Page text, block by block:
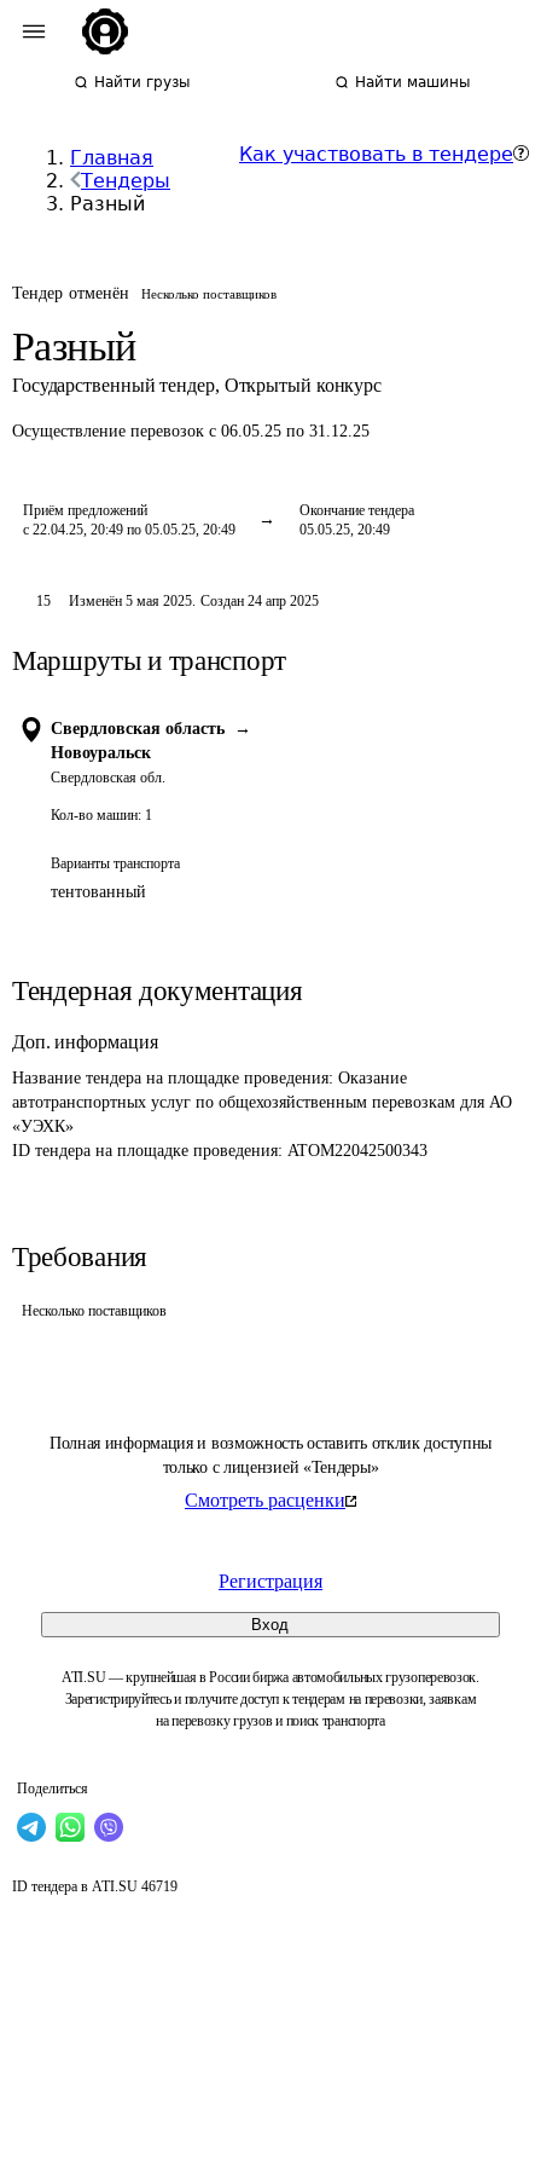
Найти грузы Найти машины
Главная
Тендеры
Разный
Как участвовать в тендере
Тендер отменён Несколько поставщиков
Разный
Государственный тендер, Открытый конкурс
Осуществление перевозок с 06.05.25 по 31.12.25
Приём предложений
с 22.04.25, 20:49 по 05.05.25, 20:49
Окончание тендера
05.05.25, 20:49
Полная информация и возможность оставить отклик доступны
только с лицензией «Тендеры»
Смотреть расценки
Регистрация
Вход
ATI.SU — крупнейшая в России биржа автомобильных грузоперевозок.
Зарегистрируйтесь и получите доступ к тендерам на перевозки, заявкам
на перевозку грузов и поиск транспорта
Поделиться
15 Изменён5 мая 2025. Создан 24 апр 2025
Маршруты и транспорт
Свердловская область
→
Новоуральск
Свердловская обл.
Кол-во машин: 1
Варианты транспорта
тентованный
Тендерная документация
Доп. информация
Название тендера на площадке проведения: Оказание
автотранспортных услуг по общехозяйственным перевозкам для АО
«УЭХК»
ID тендера на площадке проведения: ATOM22042500343
Требования
Несколько поставщиков
ID тендера в ATI.SU 46719